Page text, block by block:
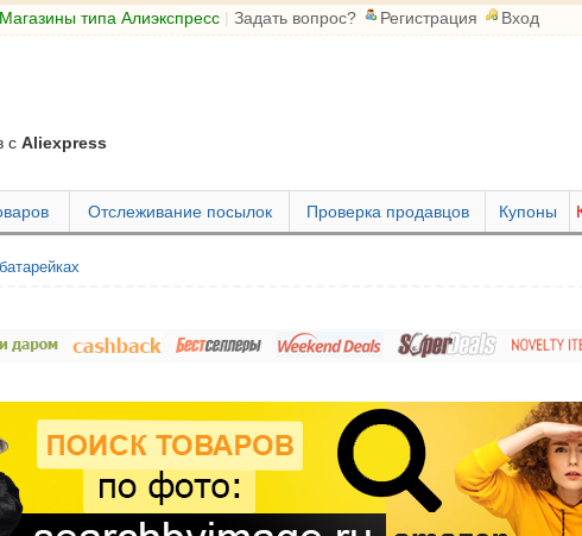
Магазины типа Алиэкспресс | Задать вопрос? Регистрация Вход
с Aliexpress
Отслеживание посылок Проверка продавцов Купоны